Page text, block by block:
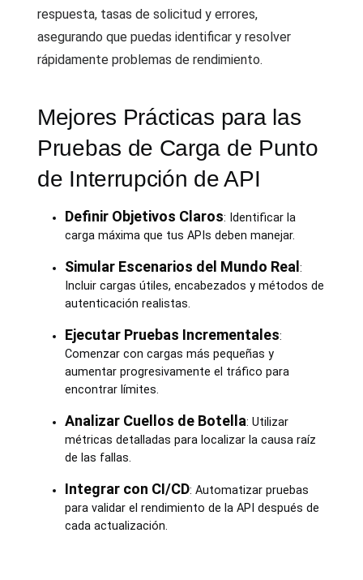
respuesta, tasas de solicitud y errores,
asegurando que puedas identificar y resolver
rápidamente problemas de rendimiento.
Mejores Prácticas para las
Pruebas de Carga de Punto
de Interrupción de API
Definir Objetivos Claros: Identificar la
carga máxima que tus APIs deben manejar.
Simular Escenarios del Mundo Real :
Incluir cargas útiles, encabezados y métodos de
autenticación realistas.
Ejecutar Pruebas Incrementales:
Comenzar con cargas más pequeñas y
aumentar progresivamente el tráfico para
encontrar límites.
Analizar Cuellos de Botella: Utilizar
métricas detalladas para localizar la causa raíz
de las fallas.
Integrar con CI/CD: Automatizar pruebas
para validar el rendimiento de la API después de
cada actualización.